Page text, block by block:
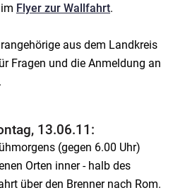
Flyer zur Wallfahrt.
aus dem Landkreis
Fragen und die Anmeldung an
13.06.11:
(gegen 6.00 Uhr)
Orten inner - halb des
über den Brenner nach Rom.